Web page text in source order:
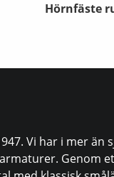
Hörnfäste
Vi har i mer än
Genom